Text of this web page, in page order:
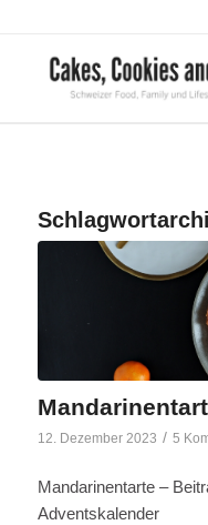
12. Dezember 2023 / 5
Mandarinentarte –
Adventskalender